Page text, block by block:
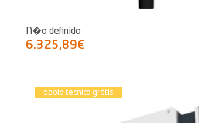
N�o definido
6.325,89€
apoio técnico grátis